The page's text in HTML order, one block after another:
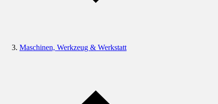
Maschinen, Werkzeug & Werkstatt